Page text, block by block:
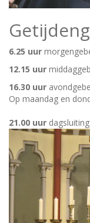
6.25 uur
12.15 uur
16.30 uur
Op maandag en
21.00 uur dagsluiting